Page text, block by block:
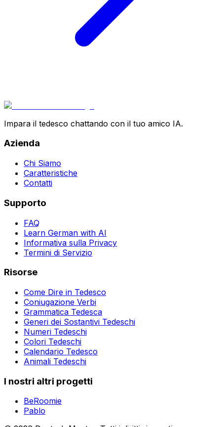
Impara il tedesco chattando con il tuo amico IA.
Azienda
Chi Siamo
Caratteristiche
Contatti
Supporto
FAQ
Learn German with AI
Informativa sulla Privacy
Termini di Servizio
Risorse
Come Dire in Tedesco
Coniugazione Verbi
Grammatica Tedesca
Generi dei Sostantivi Tedeschi
Numeri Tedeschi
Colori Tedeschi
Calendario Tedesco
Animali Tedeschi
I nostri altri progetti
BeRoomie
Pablo